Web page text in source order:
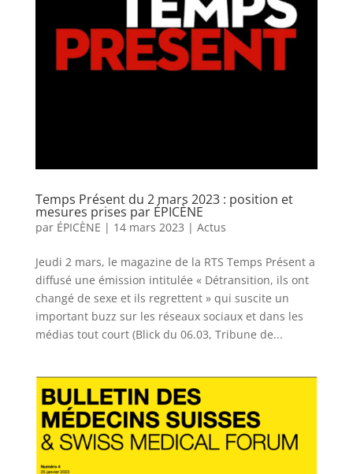
Temps Présent du 2 mars 2023 : position et
mesures prises par ÉPICÈNE
par ÉPICÈNE | 14 mars 2023 | Actus
Jeudi 2 mars, le magazine de la RTS Temps Présent a
diffusé une émission intitulée « Détransition, ils ont
changé de sexe et ils regrettent » qui suscite un
important buzz sur les réseaux sociaux et dans les
médias tout court (Blick du 06.03, Tribune de...